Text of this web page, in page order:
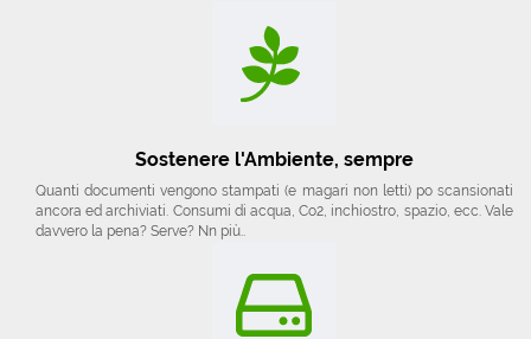
Sostenere l'Ambiente, sempre
Quanti documenti vengono stampati (e magari non letti) po scansionati
ancora ed archiviati. Consumi di acqua, Co2, inchiostro, spazio, ecc. Vale
davvero la pena? Serve? Nn più..